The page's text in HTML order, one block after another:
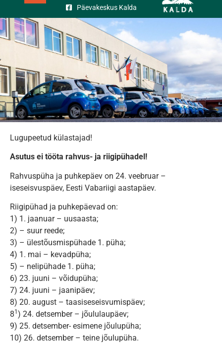
Päevakeskus Kalda
Lugupeetud külastajad!
Asutus ei tööta rahvus- ja riigipühadel!
Rahvuspüha ja puhkepäev on 24. veebruar –
iseseisvuspäev, Eesti Vabariigi aastapäev.
Riigipühad ja puhkepäevad on:
1) 1. jaanuar – uusaasta;
2) – suur reede;
3) – ülestõusmispühade 1. püha;
4) 1. mai – kevadpüha;
5) – nelipühade 1. püha;
6) 23. juuni – võidupüha;
7) 24. juuni – jaanipäev;
8) 20. august – taasiseseisvumispäev;
81 ) 24. detsember – jõululaupäev;
9) 25. detsember- esimene jõulupüha;
10) 26. detsember – teine jõulupüha.